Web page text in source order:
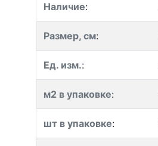
Наличие:
Размер, см:
Ед. изм.:
м2 в упаковке:
шт в упаковке: